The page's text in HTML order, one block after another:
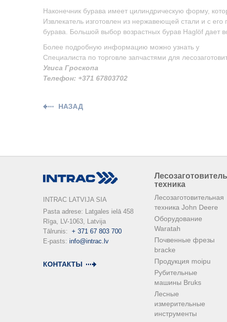
Наконечник бурава имеет цилиндрическую форму,
Извлекатель изготовлен из нержавеющей стали и с
бурава. Большой выбор возрастных бурав Haglöf дает
Более подробную информацию можно узнать у
Специалиста по торговле запчастями для
Угиса Гроскопа
Телефон: +371 67803702
НАЗАД
INTRAC LATVIJA SIA
Pasta adrese: Latgales ielā 458
Rīga, LV-1063, Latvija
Tālrunis: + 371 67 803 700
E-pasts: info@intrac.lv
КОНТАКТЫ
техника
Лесозаготовительная
техника John Deere
Оборудование
Waratah
Почвенные фрезы
bracke
Продукция moipu
Рубительные
машины Bruks
Лесные
измерительные
инструменты